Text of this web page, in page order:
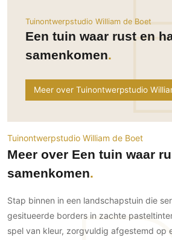
Inrichting
Roomdividers
Meubels
Keuken
Keukens
Buitendeuren
Deursystemen
Glazen wandsystemen
Garagedeuren
Zonwering
Zonwering
Buitenshutters
Autolift
3D visualisaties
Tuinverlichting
Omheining
Zwembad en zwemvijver
Tuin wellness
Vloer
Houten buitenvloeren
Natuursteen en keramiek
buitenvloeren
Serre/Veranda
Thuisbioscoop
Toilet
Wijnkelder
Woonkamer
Buitenkijken
Bijgebouw / Poolhouse
Terrasoverkapping
Tuin
Tuinontwerpstudio William de Boet
Een tuin waar rust en
samenkomen
Meer over Tuinontwerpstudio
Tuinontwerpstudio William de Boet
Meer over Een tuin waar
samenkomen
Stap binnen in een landschapstuin die
gesitueerde borders in zachte
spel van kleur, zorgvuldig afgestemd op